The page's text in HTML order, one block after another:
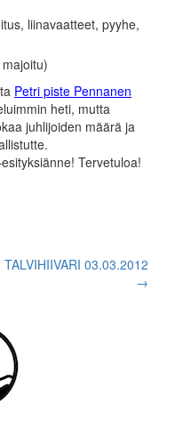
liinavaatteet, pyyhe,
Petri piste Pennanen
heti, mutta
juhlijoiden määrä ja
Tervetuloa!
TALVIHIIVARI 03.03.2012
→